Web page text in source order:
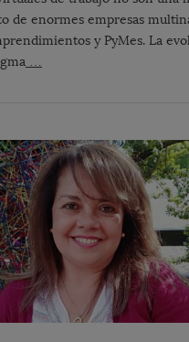
de enormes empresas
y PyMes. La
…